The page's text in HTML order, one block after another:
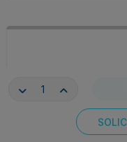
Consentimiento de cookies